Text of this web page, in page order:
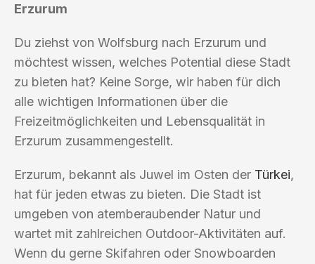
Erzurum
Du ziehst von Wolfsburg nach Erzurum und
möchtest wissen, welches Potential diese Stadt
zu bieten hat? Keine Sorge, wir haben für dich
alle wichtigen Informationen über die
Freizeitmöglichkeiten und Lebensqualität in
Erzurum zusammengestellt.
Erzurum, bekannt als Juwel im Osten der Türkei,
hat für jeden etwas zu bieten. Die Stadt ist
umgeben von atemberaubender Natur und
wartet mit zahlreichen Outdoor-Aktivitäten auf.
Wenn du gerne Skifahren oder Snowboarden